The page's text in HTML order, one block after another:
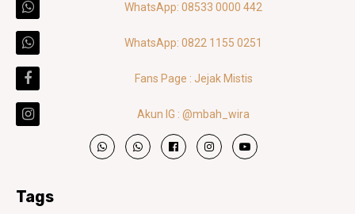
WhatsApp: 08533 0000 442
WhatsApp: 0822 1155 0251
Fans Page : Jejak Mistis
Akun IG : @mbah_wira
Tags